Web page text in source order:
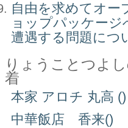
自由を求めてオー
ョップパッケージ
遭遇する問題につ
りょうことつよ
着
本家 アロチ 丸高 ()
中華飯店 香来()